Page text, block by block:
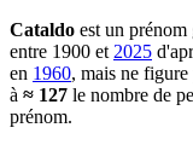
Cataldo est un prénom
entre 1900 et 2025
en 1960, mais ne figure
à ≈ 127 le nombre de
prénom.